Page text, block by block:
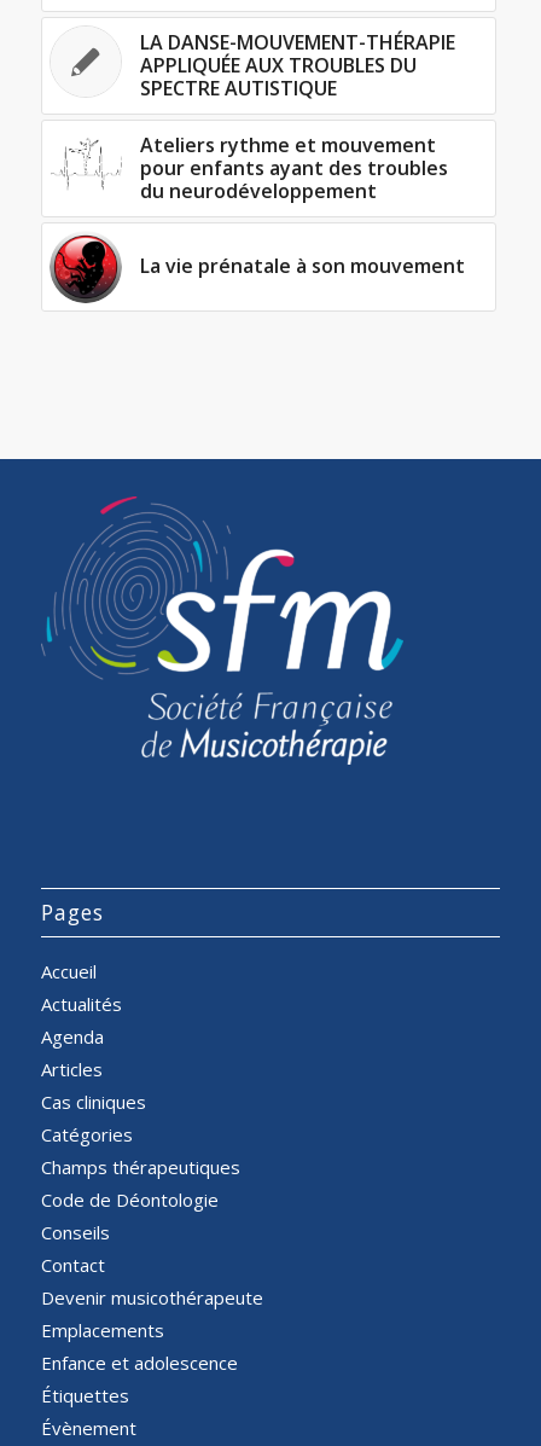
LA DANSE-MOUVEMENT-THÉRAPIE
APPLIQUÉE AUX TROUBLES DU
SPECTRE AUTISTIQUE
Ateliers rythme et mouvement
pour enfants ayant des troubles
du neurodéveloppement
La vie prénatale à son mouvement
Pages
Accueil
Actualités
Agenda
Articles
Cas cliniques
Catégories
Champs thérapeutiques
Code de Déontologie
Conseils
Contact
Devenir musicothérapeute
Emplacements
Enfance et adolescence
Étiquettes
Évènement